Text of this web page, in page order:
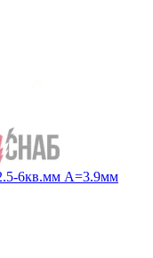
6кв.мм А=3.9мм